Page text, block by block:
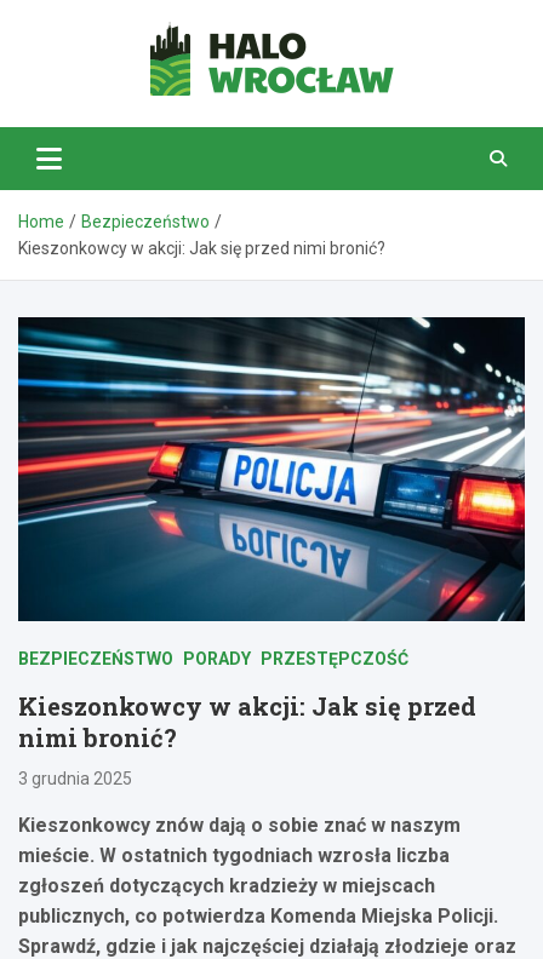
HaloWrocław.pl
Home
Bezpieczeństwo
Kieszonkowcy w akcji: Jak się przed nimi bronić?
BEZPIECZEŃSTWO PORADY PRZESTĘPCZOŚĆ
Kieszonkowcy w akcji: Jak się przed
nimi bronić?
3 grudnia 2025
Kieszonkowcy znów dają o sobie znać w naszym
mieście. W ostatnich tygodniach wzrosła liczba
zgłoszeń dotyczących kradzieży w miejscach
publicznych, co potwierdza Komenda Miejska Policji.
Sprawdź, gdzie i jak najczęściej działają złodzieje oraz